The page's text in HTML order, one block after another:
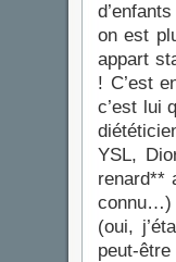
on est
appart
! C’est
c’est lui
YSL,
renard**
connu…)
(oui,
peut-